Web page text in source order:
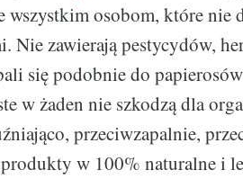
wszystkim osobom, które nie
Nie zawierają pestycydów,
się podobnie do
w żaden nie szkodzą dla
przeciwzapalnie,
w 100% naturalne i